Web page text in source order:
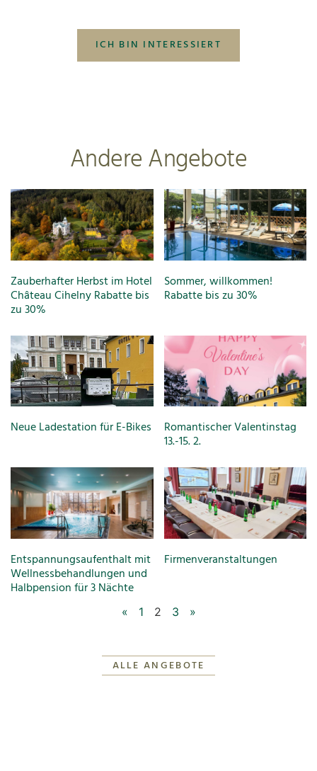
ICH BIN INTERESSIERT
Andere Angebote
Zauberhafter Herbst im Hotel
Château Cihelny Rabatte bis
zu 30%
Sommer, willkommen!
Rabatte bis zu 30%
Neue Ladestation für E-Bikes Romantischer Valentinstag
13.-15. 2.
Entspannungsaufenthalt mit
Wellnessbehandlungen und
Halbpension für 3 Nächte
Firmenveranstaltungen
« 1 2 3 »
ALLE ANGEBOTE